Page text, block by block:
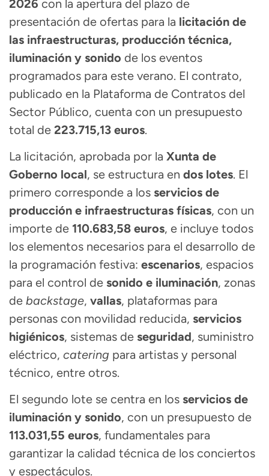
2026 con la apertura del plazo de
presentación de ofertas para la licitación de
las infraestructuras, producción técnica,
iluminación y sonido de los eventos
programados para este verano. El contrato,
publicado en la Plataforma de Contratos del
Sector Público, cuenta con un presupuesto
total de 223.715,13 euros.
La licitación, aprobada por la Xunta de
Goberno local, se estructura en dos lotes. El
primero corresponde a los servicios de
producción e infraestructuras físicas, con un
importe de 110.683,58 euros, e incluye todos
los elementos necesarios para el desarrollo de
la programación festiva: escenarios, espacios
para el control de sonido e iluminación, zonas
de backstage, vallas, plataformas para
personas con movilidad reducida, servicios
higiénicos, sistemas de seguridad, suministro
eléctrico, catering para artistas y personal
técnico, entre otros.
El segundo lote se centra en los servicios de
iluminación y sonido, con un presupuesto de
113.031,55 euros, fundamentales para
garantizar la calidad técnica de los conciertos
y espectáculos.